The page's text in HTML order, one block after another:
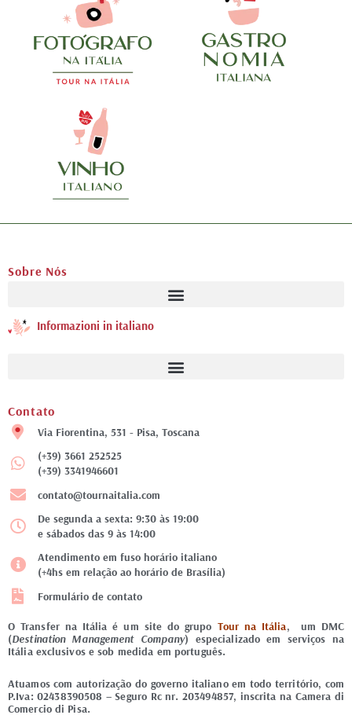
Sobre Nós
Informazioni in italiano
Contato
Via Fiorentina, 531 - Pisa, Toscana
(+39) 3661 252525
(+39) 3341946601
contato@tournaitalia.com
De segunda a sexta: 9:30 às 19:00
e sábados das 9 às 14:00
Atendimento em fuso horário italiano
(+4hs em relação ao horário de Brasília)
Formulário de contato
O Transfer na Itália é um site do grupo Tour na Itália, um DMC
(Destination Management Company) especializado em serviços na
Itália exclusivos e sob medida em português.
Atuamos com autorização do governo italiano em todo território, com
P.Iva: 02438390508 – Seguro Rc nr. 203494857, inscrita na Camera di
Comercio di Pisa.